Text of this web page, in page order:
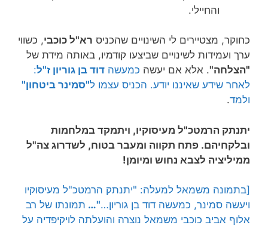
והחיילי.
כחוקר, מצטיירים לי השינויים שהכניס רא"ל כוכבי, כשווי
ערך ועמידות לשינויים שביצעו קודמיו, באותה מידת של
"הצלחה". אלא אם יעשה כמעשה דוד בן גוריון ז"ל:
לאחר שידע שאיננו יודע. הכניס עצמו ל"סמינר ביטחון"
ולמד.
יתנתק הרמטכ"ל מעיסוקיו, ויתמקד במלחמות
ובלקחיהם. פתח תקווה ומעבר בטוח, לשדרוג צה"ל
ממיליציה לצבא נחוש ומיומן!
[בתמונה משמאל למעלה: "יתנתק הרמטכ"ל מעיסוקיו
ויעשה סמינר, כמעשה דוד בן גוריון…"… תמונתו של רב
אלוף אביב כוכבי משמאל נוצרה והועלתה לויקיפדיה על